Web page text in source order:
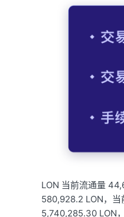
LON 当前流通量 44,
580,928.2 LON，
5,740,285.30 LON